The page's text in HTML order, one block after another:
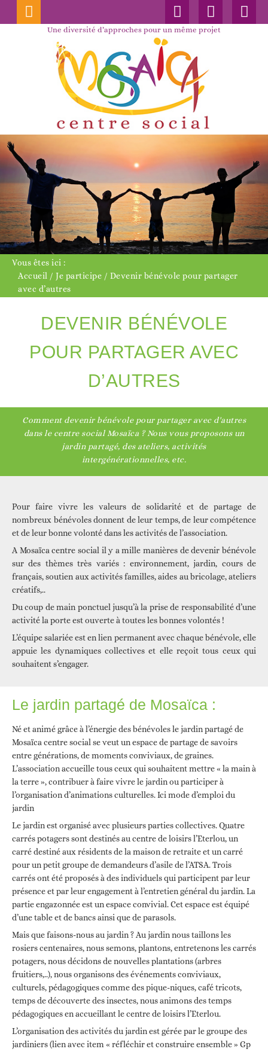
Une diversité d’approches pour un même projet
Vous êtes ici :
Accueil / Je participe / Devenir bénévole pour partager
avec d’autres
DEVENIR BÉNÉVOLE
POUR PARTAGER AVEC
D’AUTRES
Comment devenir bénévole pour partager avec d'autres
dans le centre social Mosaïca ? Nous vous proposons un
jardin partagé, des ateliers, activités
intergénérationnelles, etc.
Pour faire vivre les valeurs de solidarité et de partage de
nombreux bénévoles donnent de leur temps, de leur compétence
et de leur bonne volonté dans les activités de l’association.
A Mosaïca centre social il y a mille manières de devenir bénévole
sur des thèmes très variés : environnement, jardin, cours de
français, soutien aux activités familles, aides au bricolage, ateliers
créatifs,..
Du coup de main ponctuel jusqu’à la prise de responsabilité d’une
activité la porte est ouverte à toutes les bonnes volontés !
L’équipe salariée est en lien permanent avec chaque bénévole, elle
appuie les dynamiques collectives et elle reçoit tous ceux qui
souhaitent s’engager.
Le jardin partagé de Mosaïca :
Né et animé grâce à l’énergie des bénévoles le jardin partagé de
Mosaïca centre social se veut un espace de partage de savoirs
entre générations, de moments conviviaux, de graines.
L’association accueille tous ceux qui souhaitent mettre « la main à
la terre », contribuer à faire vivre le jardin ou participer à
l’organisation d’animations culturelles. Ici mode d’emploi du
jardin
Le jardin est organisé avec plusieurs parties collectives. Quatre
carrés potagers sont destinés au centre de loisirs l’Eterlou, un
carré destiné aux résidents de la maison de retraite et un carré
pour un petit groupe de demandeurs d’asile de l’ATSA. Trois
carrés ont été proposés à des individuels qui participent par leur
présence et par leur engagement à l’entretien général du jardin. La
partie engazonnée est un espace convivial. Cet espace est équipé
d’une table et de bancs ainsi que de parasols.
Mais que faisons-nous au jardin ? Au jardin nous taillons les
rosiers centenaires, nous semons, plantons, entretenons les carrés
potagers, nous décidons de nouvelles plantations (arbres
fruitiers,..), nous organisons des événements conviviaux,
culturels, pédagogiques comme des pique-niques, café tricots,
temps de découverte des insectes, nous animons des temps
pédagogiques en accueillant le centre de loisirs l’Eterlou.
L’organisation des activités du jardin est gérée par le groupe des
jardiniers (lien avec item « réfléchir et construire ensemble » Gp